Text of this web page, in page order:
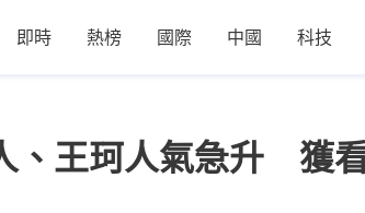
即時 熱榜 國際 中國 科技
、王珂人氣急升 獲